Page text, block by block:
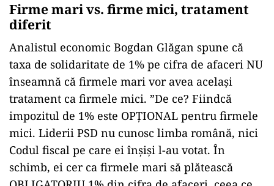
Firme mari vs. firme mici, tratament
diferit
Analistul economic Bogdan Glăgan spune că
taxa de solidaritate de 1% pe cifra de afaceri NU
înseamnă că firmele mari vor avea același
tratament ca firmele mici. ”De ce? Fiindcă
impozitul de 1% este OPȚIONAL pentru firmele
mici. Liderii PSD nu cunosc limba română, nici
Codul fiscal pe care ei înșiși l-au votat. În
schimb, ei cer ca firmele mari să plătească